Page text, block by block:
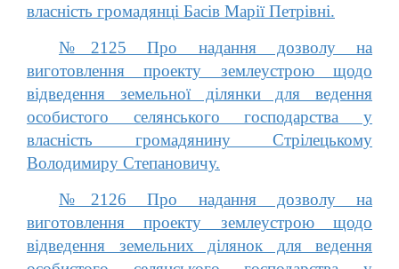
власність громадянці Басів Марії Петрівні.
№2125 Про надання дозволу на
виготовлення проекту землеустрою щодо
відведення земельної ділянки для ведення
особистого селянського господарства у
власність громадянину Стрілецькому
Володимиру Степановичу.
№2126 Про надання дозволу на
виготовлення проекту землеустрою щодо
відведення земельних ділянок для ведення